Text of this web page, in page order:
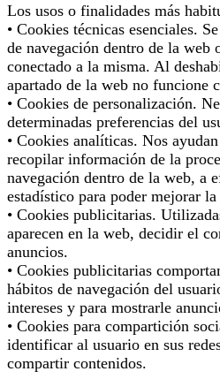
Los usos o finalidades más
• Cookies técnicas esenciales.
de navegación dentro de la web
conectado a la misma. Al
apartado de la web no funcione
• Cookies de personalización.
determinadas preferencias del
• Cookies analíticas. Nos
recopilar información de la
navegación dentro de la web, a
estadístico para poder mejorar
• Cookies publicitarias.
aparecen en la web, decidir el
anuncios.
• Cookies publicitarias
hábitos de navegación del
intereses y para mostrarle
• Cookies para compartición
identificar al usuario en sus
compartir contenidos.